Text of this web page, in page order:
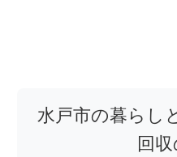
水戸市の暮らし
回